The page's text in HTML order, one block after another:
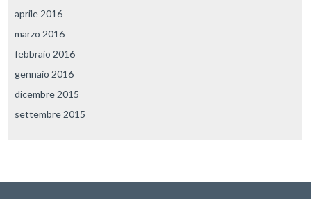
aprile 2016
marzo 2016
febbraio 2016
gennaio 2016
dicembre 2015
settembre 2015